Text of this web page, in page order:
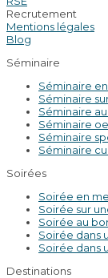
Recrutement
Mentions légales
Blog
Séminaire
Séminaire
Séminaire
Séminaire
Séminaire
Séminaire
Séminaire
Soirées
Soirée en
Soirée sur
Soirée au
Soirée dans
Soirée dans
Destinations